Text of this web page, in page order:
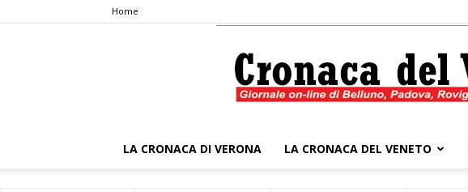
Home
LA CRONACA DI VERONA LA CRONACA DEL VENETO